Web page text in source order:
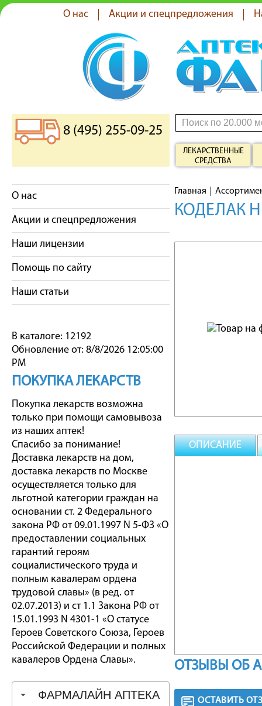
О нас Акции и спецпредложения
8 (495) 255-09-25
ЛЕКАРСТВЕННЫЕ
СРЕДСТВА
О нас
Акции и спецпредложения
Наши лицензии
Помощь по сайту
Наши статьи
В каталоге: 12192
Обновление от: 8/8/2026 12:05:00
PM
ПОКУПКА ЛЕКАРСТВ
Покупка лекарств возможна
только при помощи самовывоза
из наших аптек!
Спасибо за понимание!
Доставка лекарств на дом,
доставка лекарств по Москве
осуществляется только для
льготной категории граждан на
основании ст. 2 Федерального
закона РФ от 09.01.1997 N 5-ФЗ «О
предоставлении социальных
гарантий героям
социалистического труда и
полным кавалерам ордена
трудовой славы» (в ред. от
02.07.2013) и ст 1.1 Закона РФ от
15.01.1993 N 4301-1 «О статусе
Героев Советского Союза, Героев
Российской Федерации и полных
кавалеров Ордена Славы».
ФАРМАЛАЙН АПТЕКА
Главная
КОДЕЛАК
ОПИСАНИЕ
ОТЗЫВЫ ОБ
ОСТАВИТЬ